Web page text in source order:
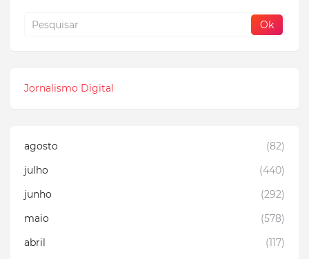
Jornalismo Digital
agosto
(82)
julho
(440)
junho
(292)
maio
(578)
abril
(117)